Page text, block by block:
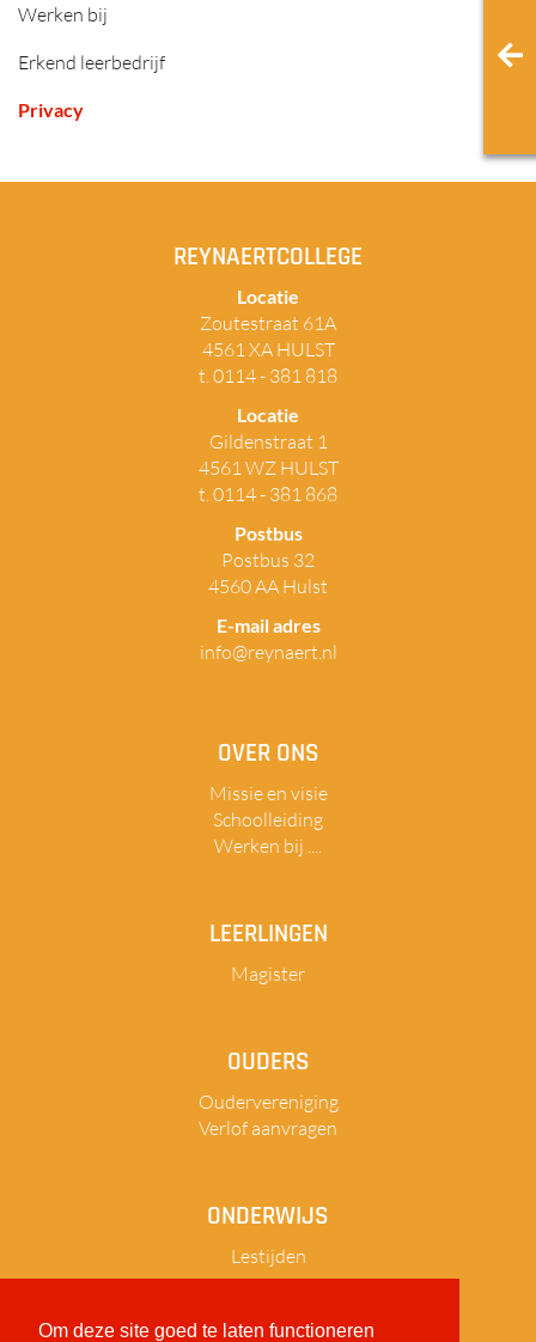
Om deze site goed te laten functioneren
Werken bij
Erkend leerbedrijf
Privacy
REYNAERTCOLLEGE
Locatie
Zoutestraat 61A
4561 XA HULST
t. 0114 - 381 818
Locatie
Gildenstraat 1
4561 WZ HULST
t. 0114 - 381 868
Postbus
Postbus 32
4560 AA Hulst
E-mail adres
info@reynaert.nl
OVER ONS
Missie en visie
Schoolleiding
Werken bij ....
LEERLINGEN
Magister
OUDERS
Oudervereniging
Verlof aanvragen
ONDERWIJS
Lestijden